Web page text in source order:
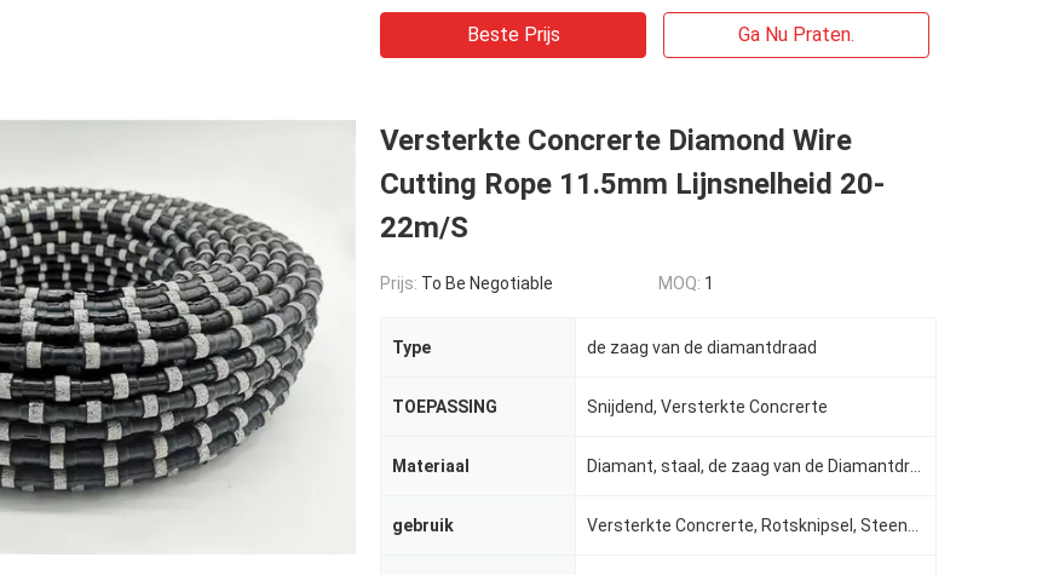
Beste Prijs Ga Nu Praten.
Versterkte Concrerte Diamond Wire
Cutting Rope 11.5mm Lijnsnelheid 20-
22m/S
Prijs: To Be Negotiable MOQ: 1
Type de zaag van de diamantdraad
TOEPASSING Snijdend, Versterkte Concrerte
Materiaal
gebruik